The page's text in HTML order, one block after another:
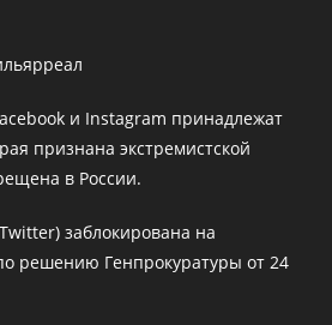
и Instagram принадлежат
признана экстремистской
в России.
заблокирована на
решению Генпрокуратуры от 24